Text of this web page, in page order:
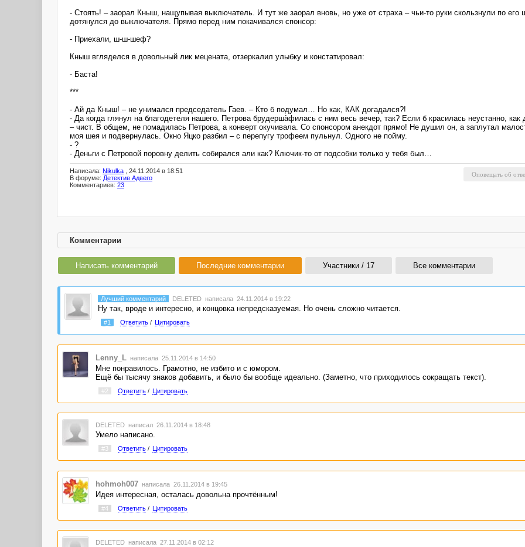
- Стоять! – заорал Кныш, нащупывая выключатель. И тут же заорал вновь, но уже от страха – чьи-то руки скользнули по
дотянулся до выключателя. Прямо перед ним покачивался спонсор:
- Приехали, ш-ш-шеф?
Кныш вгляделся в довольный лик мецената, отзеркалил улыбку и констатировал:
- Баста!
***
- Ай да Кныш! – не унимался председатель Гаев. – Кто б подумал… Но как, КАК догадался?!
- Да когда глянул на благодетеля нашего. Петрова брудерша̀филась с ним весь вечер, так? Если б красилась неустанно,
– чист. В общем, не помадилась Петрова, а конверт окучивала. Со спонсором анекдот прямо! Не душил он, а заплутал
моя шея и подвернулась. Окно Яцко разбил – с перепугу трофеем пульнул. Одного не пойму.
- ?
- Деньги с Петровой поровну делить собирался али как? Ключик-то от подсобки только у тебя был…
Написала: Nikulka , 24.11.2014 в 18:51
В форуме: Детектив Адвего
Комментариев: 23
Комментарии
Написать комментарий Последние комментарии Участники / 17 Все комментарии
Лучший комментарий DELETED написала 24.11.2014 в 19:22
Ну так, вроде и интересно, и концовка непредсказуемая. Но очень сложно читается.
#1 Ответить/ Цитировать
Lenny_L написала 25.11.2014 в 14:50
Мне понравилось. Грамотно, не избито и с юмором.
Ещё бы тысячу знаков добавить, и было бы вообще идеально. (Заметно, что приходилось сокращать текст).
#2 Ответить/ Цитировать
DELETED написал 26.11.2014 в 18:48
Умело написано.
#3 Ответить/ Цитировать
hohmoh007 написала 26.11.2014 в 19:45
Идея интересная, осталась довольна прочтённым!
#4 Ответить/ Цитировать
DELETED написала 27.11.2014 в 02:12